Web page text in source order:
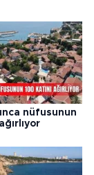
nüfusunun